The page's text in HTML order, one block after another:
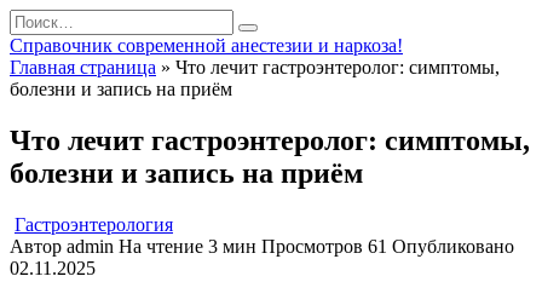
Перейти
к
содержанию
Search
for:
Справочник современной анестезии и наркоза!
Главная страница » Что лечит гастроэнтеролог: симптомы,
болезни и запись на приём
Что лечит гастроэнтеролог: симптомы,
болезни и запись на приём
Гастроэнтерология
Автор admin На чтение 3 мин Просмотров 61 Опубликовано
02.11.2025